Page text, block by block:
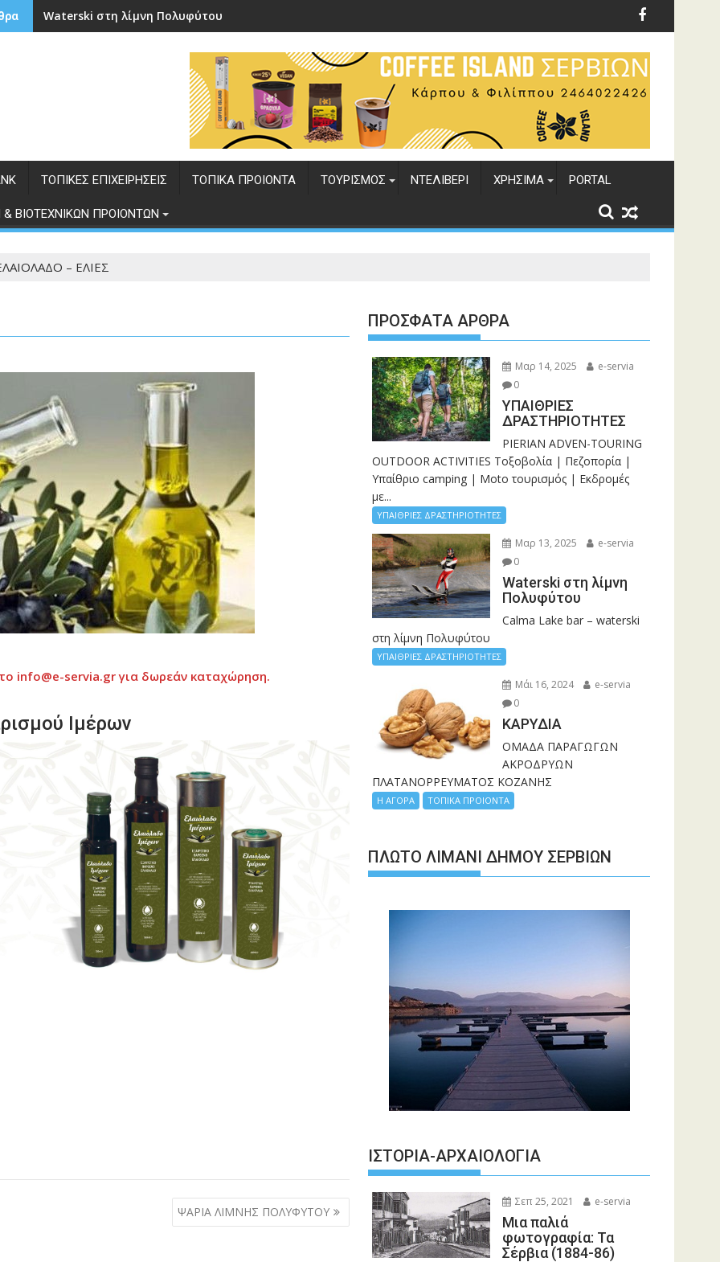
Waterski στη λίμνη Πολυφύτου
ΤΟΠΙΚΕΣ ΕΠΙΧΕΙΡΗΣΕΙΣ ΤΟΠΙΚΑ ΠΡΟΙΟΝΤΑ ΤΟΥΡΙΣΜΟΣ ΝΤΕΛΙΒΕΡΙ ΧΡΗΣΙΜΑ PORTAL
ΒΙΟΤΕΧΝΙΚΩΝ ΠΡΟΙΟΝΤΩΝ
– ΕΛΙΕΣ
info@e-servia.grγια δωρεάν καταχώρηση.
Ιμέρων
ΨΑΡΙΑ ΛΙΜΝΗΣ ΠΟΛΥΦΥΤΟΥ
ΠΡΌΣΦΑΤΑ ΆΡΘΡΑ
Μαρ 14, 2025
e-servia
0
ΥΠΑΙΘΡΙΕΣ
ΔΡΑΣΤΗΡΙΟΤΗΤΕΣ
PIERIAN ADVEN-TOURING
OUTDOOR ACTIVITIES Τοξοβολία | Πεζοπορία |
Υπαίθριο camping | Moto τουρισμός | Εκδρομές
με...
ΥΠΑΙΘΡΙΕΣ ΔΡΑΣΤΗΡΙΟΤΗΤΕΣ
Μαρ 13, 2025
e-servia
0
Waterski στη λίμνη
Πολυφύτου
Calma Lake bar – waterski
στη λίμνη Πολυφύτου
ΥΠΑΙΘΡΙΕΣ ΔΡΑΣΤΗΡΙΟΤΗΤΕΣ
Μάι 16, 2024
e-servia
0
ΚΑΡΥΔΙΑ
ΟΜΑΔΑ ΠΑΡΑΓΩΓΩΝ
ΑΚΡΟΔΡΥΩΝ
ΠΛΑΤΑΝΟΡΡΕΥΜΑΤΟΣ ΚΟΖΑΝΗΣ
Η ΑΓΟΡΑ ΤΟΠΙΚΑ ΠΡΟΙΟΝΤΑ
ΠΛΩΤΌ ΛΙΜΆΝΙ ΔΉΜΟΥ ΣΕΡΒΊΩΝ
ΙΣΤΟΡΊΑ-ΑΡΧΑΙΟΛΟΓΊΑ
Σεπ 25, 2021 e-servia
Μια παλιά
φωτογραφία: Τα
Σέρβια (1884-86)